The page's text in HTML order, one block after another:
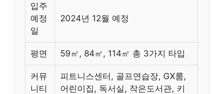
입주
예정
일
2024년 12월 예정
평면 59㎡, 84㎡, 114㎡ 총 3가지 타입
커뮤
니티
피트니스센터, 골프연습장, GX룸,
어린이집, 독서실, 작은도서관, 키